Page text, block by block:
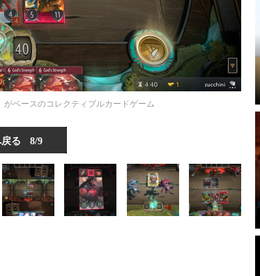
ベースのコレクティブルカードゲーム
戻る 8/9